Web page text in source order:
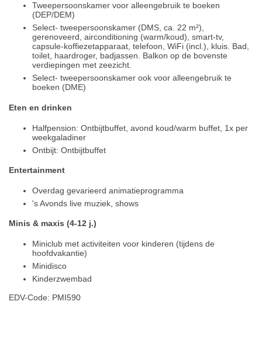
Tweepersoonskamer voor alleengebruik te boeken
(DEP/DEM)
Select- tweepersoonskamer (DMS, ca. 22 m²),
gerenoveerd, airconditioning (warm/koud), smart-tv,
capsule-koffiezetapparaat, telefoon, WiFi (incl.), kluis. Bad,
toilet, haardroger, badjassen. Balkon op de bovenste
verdiepingen met zeezicht.
Select- tweepersoonskamer ook voor alleengebruik te
boeken (DME)
Eten en drinken
Halfpension: Ontbijtbuffet, avond koud/warm buffet, 1x per
weekgaladiner
Ontbijt: Ontbijtbuffet
Entertainment
Overdag gevarieerd animatieprogramma
's Avonds live muziek, shows
Minis & maxis (4-12 j.)
Miniclub met activiteiten voor kinderen (tijdens de
hoofdvakantie)
Minidisco
Kinderzwembad
EDV-Code: PMI590